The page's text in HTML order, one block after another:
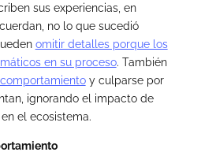
sus experiencias, en
no lo que sucedió
omitir detalles porque los
en su proceso. También
y culparse por
ignorando el impacto de
el ecosistema.